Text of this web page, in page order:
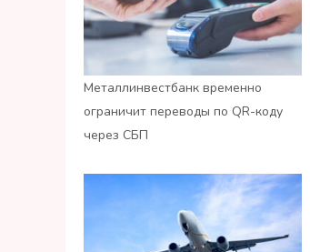
Металлинвестбанк временно
ограничит переводы по QR-коду
через СБП